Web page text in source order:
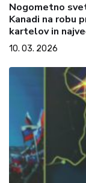
Nogometno
Kanadi na robu
kartelov in
10. 03. 2026